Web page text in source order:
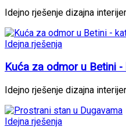
Idejno rješenje dizajna
Idejna rješenja
Kuća za odmor u Betini -
Idejno rješenje dizajna
Idejna rješenja